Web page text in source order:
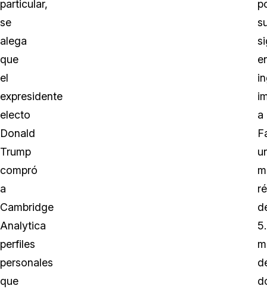
particular,
se
alega
que
el
expresidente
electo
Donald
Trump
compró
a
Cambridge
Analytica
perfiles
personales
que
a